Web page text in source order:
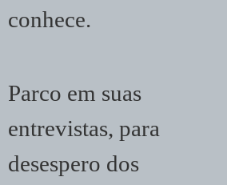
conhece.
Parco em suas
entrevistas, para
desespero dos